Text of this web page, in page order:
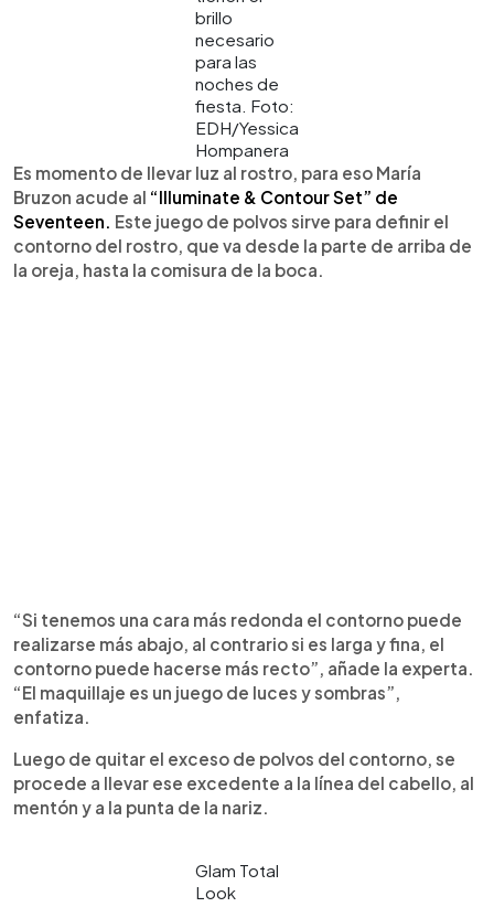
brillo
necesario
para las
noches de
fiesta. Foto:
EDH/Yessica
Hompanera
Es momento de llevar luz al rostro, para eso María
Bruzon acude al “Illuminate & Contour Set” de
Seventeen. Este juego de polvos sirve para definir el
contorno del rostro, que va desde la parte de arriba de
la oreja, hasta la comisura de la boca.
“Si tenemos una cara más redonda el contorno puede
realizarse más abajo, al contrario si es larga y fina, el
contorno puede hacerse más recto”, añade la experta.
“El maquillaje es un juego de luces y sombras”,
enfatiza.
Luego de quitar el exceso de polvos del contorno, se
procede a llevar ese excedente a la línea del cabello, al
mentón y a la punta de la nariz.
Glam Total
Look